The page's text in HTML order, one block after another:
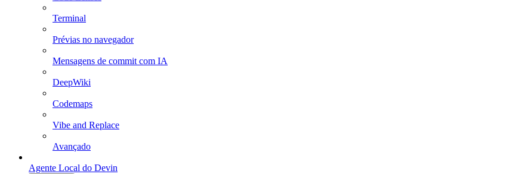
Terminal
Prévias no navegador
Mensagens de commit com IA
DeepWiki
Codemaps
Vibe and Replace
Avançado
Agente Local do Devin